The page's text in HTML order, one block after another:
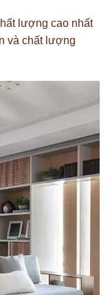
lượng cao nhất
và chất lượng